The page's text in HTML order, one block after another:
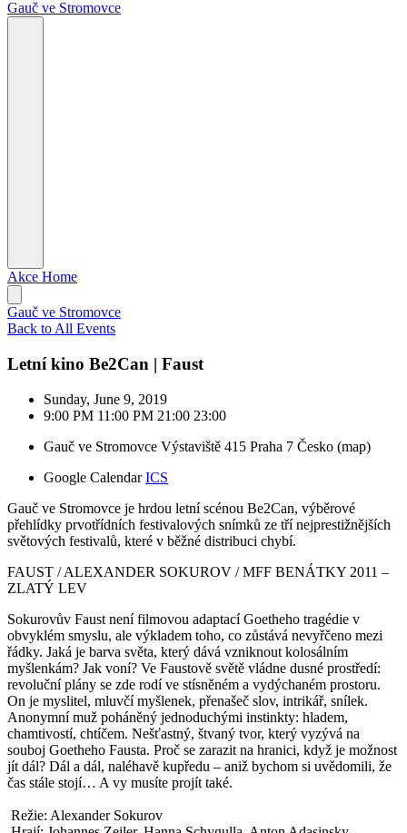
Gauč ve Stromovce
Akce Home
Gauč ve Stromovce
Back to All Events
Letní kino Be2Can | Faust
Sunday, June 9, 2019
9:00 PM 11:00 PM 21:00 23:00
Gauč ve Stromovce Výstaviště 415 Praha 7 Česko (map)
Google CalendarICS
Gauč ve Stromovce je hrdou letní scénou Be2Can, výběrové
přehlídky prvotřídních festivalových snímků ze tří nejprestižnějších
světových festivalů, které v běžné distribuci chybí.
FAUST / ALEXANDER SOKUROV / MFF BENÁTKY 2011 –
ZLATÝ LEV
Sokurovův Faust není filmovou adaptací Goetheho tragédie v
obvyklém smyslu, ale výkladem toho, co zůstává nevyřčeno mezi
řádky. Jaká je barva světa, který dává vzniknout kolosálním
myšlenkám? Jak voní? Ve Faustově světě vládne dusné prostředí:
revoluční plány se zde rodí ve stísněném a vydýchaném prostoru.
On je myslitel, mluvčí myšlenek, přenašeč slov, intrikář, snílek.
Anonymní muž poháněný jednoduchými instinkty: hladem,
chamtivostí, chtíčem. Nešťastný, štvaný tvor, který vyzývá na
souboj Goetheho Fausta. Proč se zarazit na hranici, když je možnost
jít dál? Dál a dál, naléhavě kupředu – aniž bychom si uvědomili, že
čas stále stojí… A vy musíte projít také.
Režie: Alexander Sokurov